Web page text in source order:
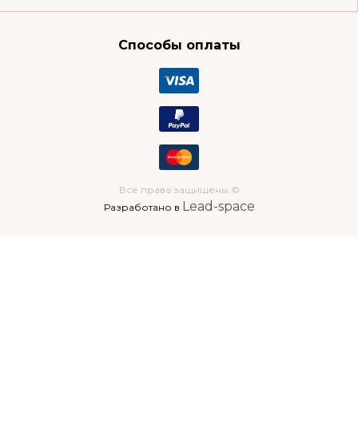
Способы оплаты
Все права защищены ©
Разработано в Lead-space